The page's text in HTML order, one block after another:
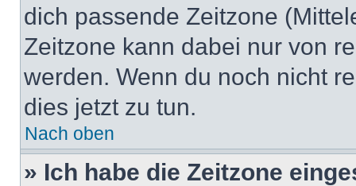
dich passende Zeitzone
Zeitzone kann dabei nur von
werden. Wenn du noch nicht
dies jetzt zu tun.
Nach oben
» Ich habe die Zeitzone